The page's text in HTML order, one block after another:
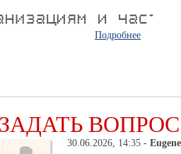
Подробнее
ЗАДАТЬ ВОПРОС
30.06.2026, 14:35 -